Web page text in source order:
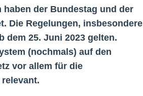
haben der Bundestag und der
Die Regelungen, insbesondere
25. Juni 2023 gelten.
(nochmals) auf den
vor allem für die